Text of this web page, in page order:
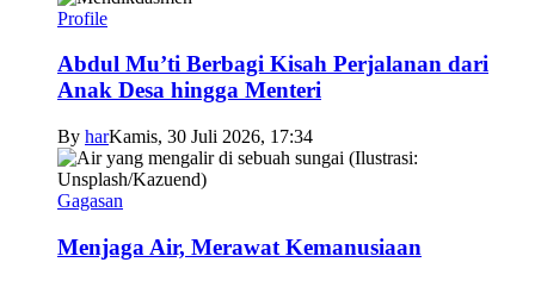
Profile
Abdul Mu’ti Berbagi Kisah Perjalanan dari
Anak Desa hingga Menteri
By harKamis, 30 Juli 2026, 17:34
Gagasan
Menjaga Air, Merawat Kemanusiaan